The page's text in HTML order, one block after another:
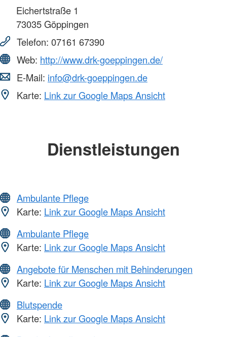
Eichertstraße 1
73035Göppingen
Telefon: 07161 67390
Web: http://www.drk-goeppingen.de/
E-Mail: info@drk-goeppingen.de
Karte: Link zur Google Maps Ansicht
Dienstleistungen
Ambulante Pflege
Karte: Link zur Google Maps Ansicht
Ambulante Pflege
Karte: Link zur Google Maps Ansicht
Angebote für Menschen mit Behinderungen
Karte: Link zur Google Maps Ansicht
Blutspende
Karte: Link zur Google Maps Ansicht